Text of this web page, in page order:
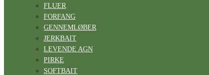
FLUER
FORFANG
GENNEMLØBER
JERKBAIT
LEVENDE AGN
PIRKE
SOFTBAIT